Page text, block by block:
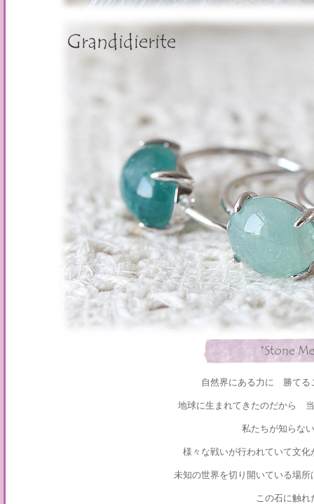
自然界にある力に 勝て
地球に生まれてきたのだから
私たちが知らな
様々な戦いが行われていて文
未知の世界を切り開いている場
この石に触